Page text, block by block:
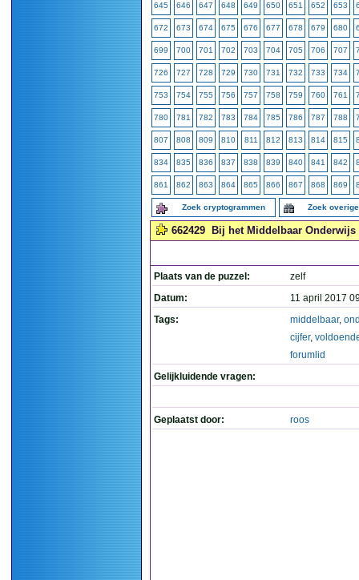
645 646 647 648 649 650 651 652 653
672 673 674 675 676 677 678 679 680
699 700 701 702 703 704 705 706 707
726 727 728 729 730 731 732 733 734
753 754 755 756 757 758 759 760 761
780 781 782 783 784 785 786 787 788
807 808 809 810 811 812 813 814 815
834 835 836 837 838 839 840 841 842
861 862 863 864 865 866 867 868 869
Zoek cryptogrammen Zoek
662429 Bij het Middelbaar
Plaats van de puzzel:
zelf
Datum:
11 april 2017
Tags:
middelbaar,
cijfer,
forumlid
Gelijkluidende vragen:
Geplaatst door: roos